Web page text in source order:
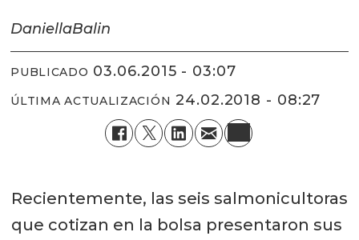
DaniellaBalin
PUBLICADO 03.06.2015 - 03:07
ÚLTIMA ACTUALIZACIÓN 24.02.2018 - 08:27
Recientemente, las seis salmonicultoras
que cotizan en la bolsa presentaron sus